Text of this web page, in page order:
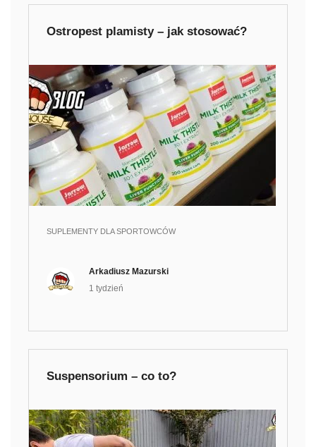
Ostropest plamisty – jak stosować?
SUPLEMENTY DLA SPORTOWCÓW
Arkadiusz Mazurski
1 tydzień
Suspensorium – co to?